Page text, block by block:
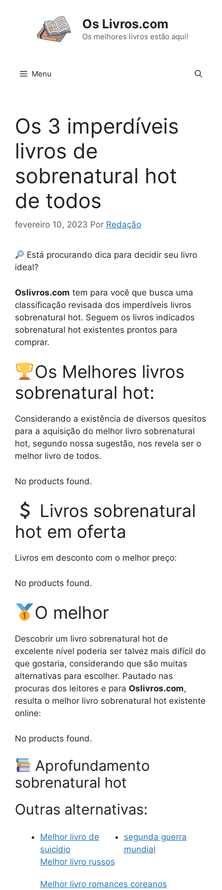
Os Livros.com
Os melhores livros estão aqui!
Menu
Os 3 imperdíveis
livros de
sobrenatural hot
de todos
fevereiro 10, 2023 Por Redação
Está procurando dica para decidir seu livro
ideal?
Oslivros.com tem para você que busca uma
classificação revisada dos imperdíveis livros
sobrenatural hot. Seguem os livros indicados
sobrenatural hot existentes prontos para
comprar.
Os Melhores livros
sobrenatural hot:
Considerando a existência de diversos quesitos
para a aquisição do melhor livro sobrenatural
hot, segundo nossa sugestão, nos revela ser o
melhor livro de todos.
No products found.
Livros sobrenatural
hot em oferta
Livros em desconto com o melhor preço:
No products found.
O melhor
Descobrir um livro sobrenatural hot de
excelente nível poderia ser talvez mais difícil do
que gostaria, considerando que são muitas
alternativas para escolher. Pautado nas
procuras dos leitores e para Oslivros.com,
resulta o melhor livro sobrenatural hot existente
online:
No products found.
Aprofundamento
sobrenatural hot
Outras alternativas:
Melhor livro de
suicídio
segunda guerra
mundial
Melhor livro russos
Melhor livro romances coreanos